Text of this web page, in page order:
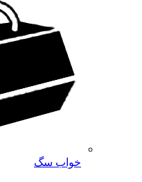
خواب سگ